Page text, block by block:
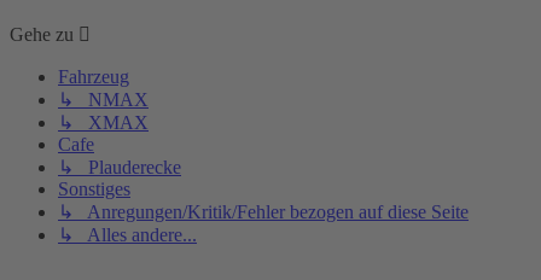
Gehe zu
Fahrzeug
↳ NMAX
↳ XMAX
Cafe
↳ Plauderecke
Sonstiges
↳ Anregungen/Kritik/Fehler bezogen auf diese Seite
↳ Alles andere...